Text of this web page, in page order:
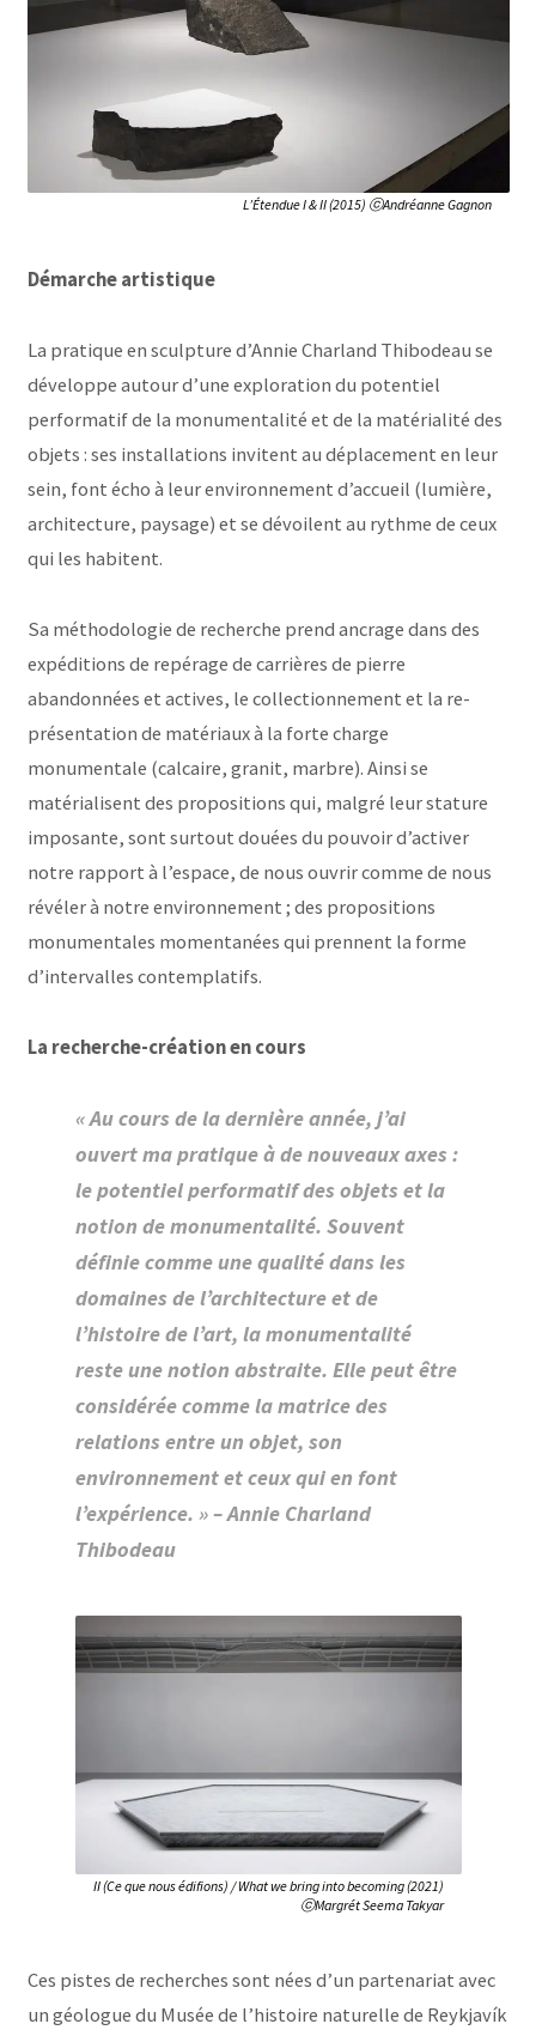
L’Étendue I & II (2015) ⓒAndréanne Gagnon
Démarche artistique
La pratique en sculpture d’Annie Charland Thibodeau se
développe autour d’une exploration du potentiel
performatif de la monumentalité et de la matérialité des
objets : ses installations invitent au déplacement en leur
sein, font écho à leur environnement d’accueil (lumière,
architecture, paysage) et se dévoilent au rythme de ceux
qui les habitent.
Sa méthodologie de recherche prend ancrage dans des
expéditions de repérage de carrières de pierre
abandonnées et actives, le collectionnement et la re-
présentation de matériaux à la forte charge
monumentale (calcaire, granit, marbre). Ainsi se
matérialisent des propositions qui, malgré leur stature
imposante, sont surtout douées du pouvoir d’activer
notre rapport à l’espace, de nous ouvrir comme de nous
révéler à notre environnement ; des propositions
monumentales momentanées qui prennent la forme
d’intervalles contemplatifs.
La recherche-création en cours
« Au cours de la dernière année, j’ai
ouvert ma pratique à de nouveaux axes :
le potentiel performatif des objets et la
notion de monumentalité. Souvent
définie comme une qualité dans les
domaines de l’architecture et de
l’histoire de l’art, la monumentalité
reste une notion abstraite. Elle peut être
considérée comme la matrice des
relations entre un objet, son
environnement et ceux qui en font
l’expérience. » – Annie Charland
Thibodeau
II (Ce que nous édifions) / What we bring into becoming (2021)
ⓒMargrét Seema Takyar
Ces pistes de recherches sont nées d’un partenariat avec
un géologue du Musée de l’histoire naturelle de Reykjavík